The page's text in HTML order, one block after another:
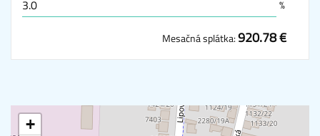
%
Mesačná splátka:920.78 €
+